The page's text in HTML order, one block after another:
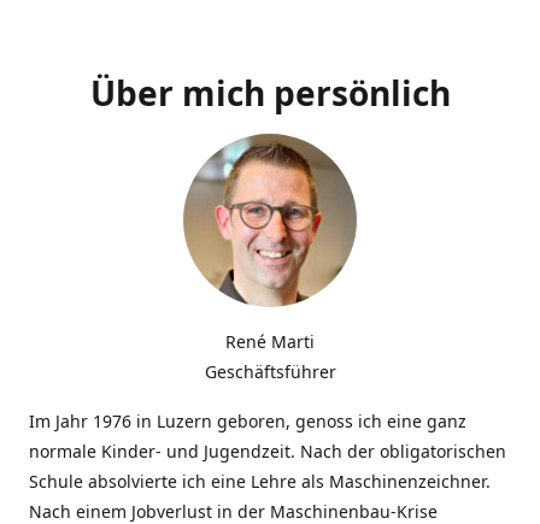
Über mich persönlich
René Marti
Geschäftsführer
Im Jahr 1976 in Luzern geboren, genoss ich eine ganz
normale Kinder- und Jugendzeit. Nach der obligatorischen
Schule absolvierte ich eine Lehre als Maschinenzeichner.
Nach einem Jobverlust in der Maschinenbau-Krise